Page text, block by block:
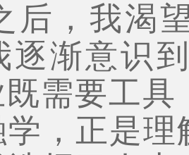
后，我渴
逐渐意识
需要工具
，正是